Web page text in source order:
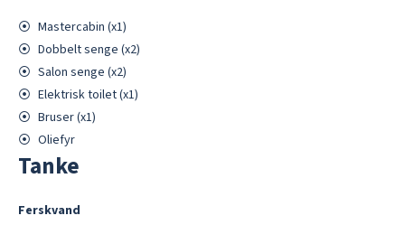
⦿ Mastercabin (x1)
⦿ Dobbeltsenge (x2)
⦿ Salon senge (x2)
⦿ Elektrisktoilet (x1)
⦿ Bruser (x1)
⦿ Oliefyr
Tanke
Ferskvand